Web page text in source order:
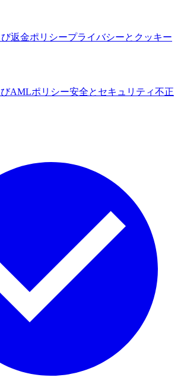
返金ポリシープライバシーとクッキー
AMLポリシー安全とセキュリティ不正